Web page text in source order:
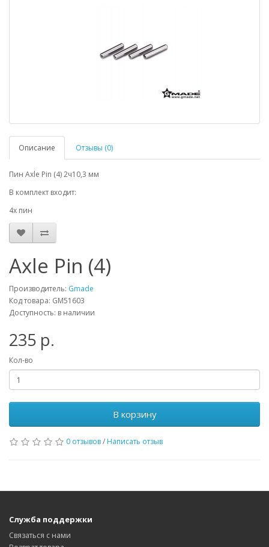
Описание Отзывы (0)
Пин Axle Pin (4) 2ч10,3 мм
В комплект входит:
4х пин
Axle Pin (4)
Производитель: Gmade
Код товара: GM51603
Доступность: в наличии
235 р.
Кол-во
В корзину
0 отзывов/ Написать отзыв
Служба поддержки
Связаться с нами